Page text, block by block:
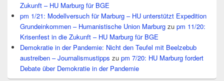
Zukunft – HU Marburg für BGE
pm 1/21: Modellversuch für Marburg – HU unterstützt Expedition
Grundeinkommen – Humanistische Union Marburg zu pm 11/20:
Krisenfest in die Zukunft – HU Marburg für BGE
Demokratie in der Pandemie: Nicht den Teufel mit Beelzebub
austreiben – Journalismustipps zu pm 7/20: HU Marburg fordert
Debate über Demokratie in der Pandemie